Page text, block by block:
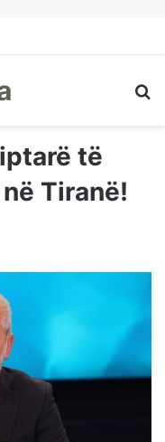
të
Tiranë!